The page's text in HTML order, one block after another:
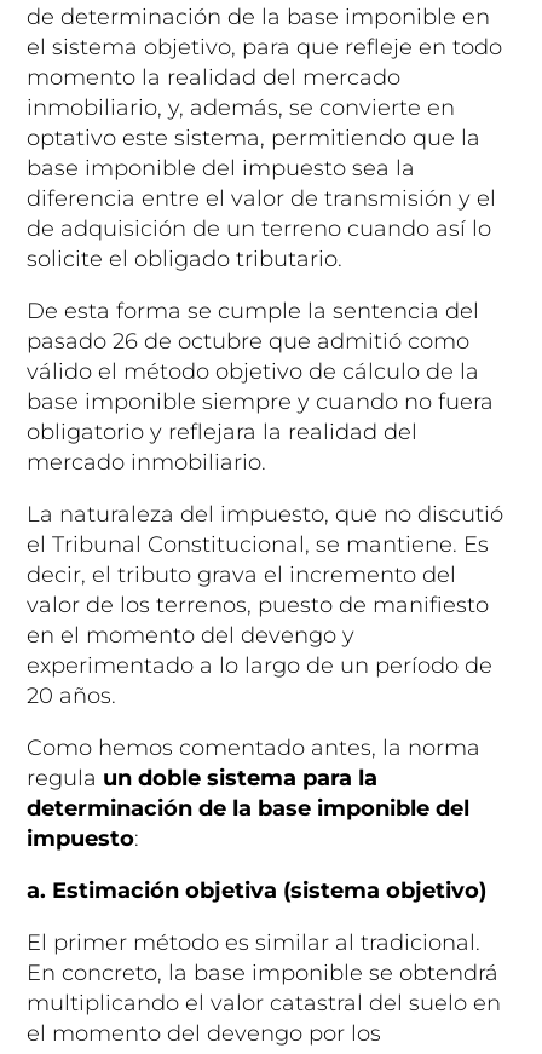
de determinación de la base imponible en
el sistema objetivo, para que refleje en todo
momento la realidad del mercado
inmobiliario, y, además, se convierte en
optativo este sistema, permitiendo que la
base imponible del impuesto sea la
diferencia entre el valor de transmisión y el
de adquisición de un terreno cuando así lo
solicite el obligado tributario.
De esta forma se cumple la sentencia del
pasado 26 de octubre que admitió como
válido el método objetivo de cálculo de la
base imponible siempre y cuando no fuera
obligatorio y reflejara la realidad del
mercado inmobiliario.
La naturaleza del impuesto, que no discutió
el Tribunal Constitucional, se mantiene. Es
decir, el tributo grava el incremento del
valor de los terrenos, puesto de manifiesto
en el momento del devengo y
experimentado a lo largo de un período de
20 años.
Como hemos comentado antes, la norma
regula un doble sistema para la
determinación de la base imponible del
impuesto:
a. Estimación objetiva (sistema objetivo)
El primer método es similar al tradicional.
En concreto, la base imponible se obtendrá
multiplicando el valor catastral del suelo en
el momento del devengo por los